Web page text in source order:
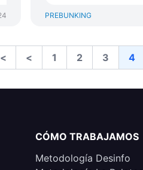
PREBUNKING
< 1 2 3 4
CÓMO TRABAJAMOS
Metodología Desinfo